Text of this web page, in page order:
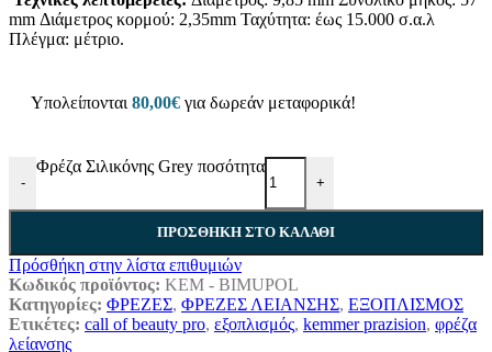
mm Διάμετρος κορμού: 2,35mm Ταχύτητα: έως 15.000 σ.α.λ
Πλέγμα: μέτριο.
Υπολείπονται 80,00€ για δωρεάν μεταφορικά!
-
Φρέζα Σιλικόνης Grey ποσότητα
+
ΠΡΟΣΘΉΚΗ ΣΤΟ ΚΑΛΆΘΙ
Πρόσθήκη στην λίστα επιθυμιών
Κωδικός προϊόντος: KEM - BIMUPOL
Κατηγορίες: ΦΡΕΖΕΣ, ΦΡΕΖΕΣ ΛΕΙΑΝΣΗΣ, ΕΞΟΠΛΙΣΜΟΣ
Ετικέτες: call of beauty pro, εξοπλισμός, kemmer prazision, φρέζα
λείανσης